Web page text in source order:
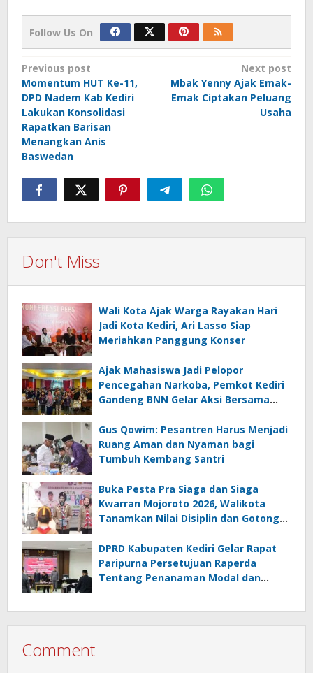
Follow Us On
Post
navigation
Previous post
Momentum HUT Ke-11,
DPD Nadem Kab Kediri
Lakukan Konsolidasi
Rapatkan Barisan
Menangkan Anis
Baswedan
Next post
Mbak Yenny Ajak Emak-
Emak Ciptakan Peluang
Usaha
Don't Miss
Wali Kota Ajak Warga Rayakan Hari
Jadi Kota Kediri, Ari Lasso Siap
Meriahkan Panggung Konser
Ajak Mahasiswa Jadi Pelopor
Pencegahan Narkoba, Pemkot Kediri
Gandeng BNN Gelar Aksi Bersama
Gus Qowim: Pesantren Harus Menjadi
Ruang Aman dan Nyaman bagi
Tumbuh Kembang Santri
Buka Pesta Pra Siaga dan Siaga
Kwarran Mojoroto 2026, Walikota
Tanamkan Nilai Disiplin dan Gotong
DPRD Kabupaten Kediri Gelar Rapat
Paripurna Persetujuan Raperda
Tentang Penanaman Modal dan
Comment